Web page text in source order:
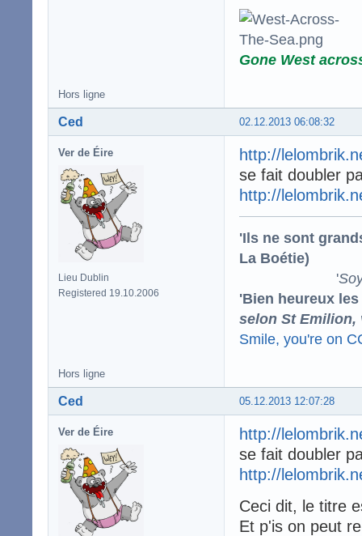
Gone West
Hors ligne
02.12.2013 06:08:32
Ced
Ver de Éire
Lieu Dublin
Registered 19.10.2006
http://
se fait doubler
http://
'Ils ne sont
La Boétie)
'
'Bien heureux
selon St Emilion,
Smile, you're on
Hors ligne
05.12.2013 12:07:28
Ced
Ver de Éire
http://
se fait doubler
http://
Ceci dit, le titre
Et p'is on peut